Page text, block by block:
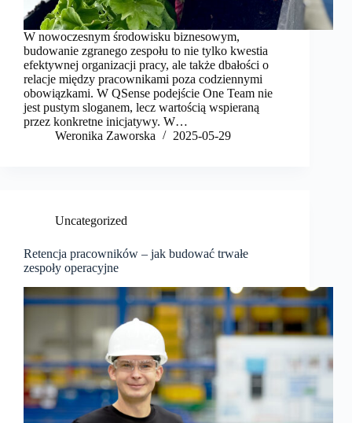
W nowoczesnym środowisku biznesowym,
budowanie zgranego zespołu to nie tylko kwestia
efektywnej organizacji pracy, ale także dbałości o
relacje między pracownikami poza codziennymi
obowiązkami. W QSense podejście One Team nie
jest pustym sloganem, lecz wartością wspieraną
przez konkretne inicjatywy. W…
Weronika Zaworska
2025-05-29
Uncategorized
Retencja pracowników – jak budować trwałe
zespoły operacyjne